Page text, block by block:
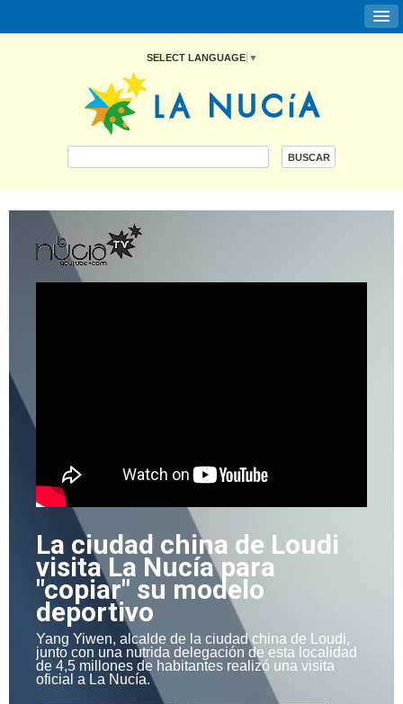
SELECT LANGUAGE ▼
La ciudad china de Loudi
visita La Nucía para
"copiar" su modelo
deportivo
Yang Yiwen, alcalde de la ciudad china de Loudi,
junto con una nutrida delegación de esta localidad
de 4,5 millones de habitantes realizó una visita
oficial a La Nucía.